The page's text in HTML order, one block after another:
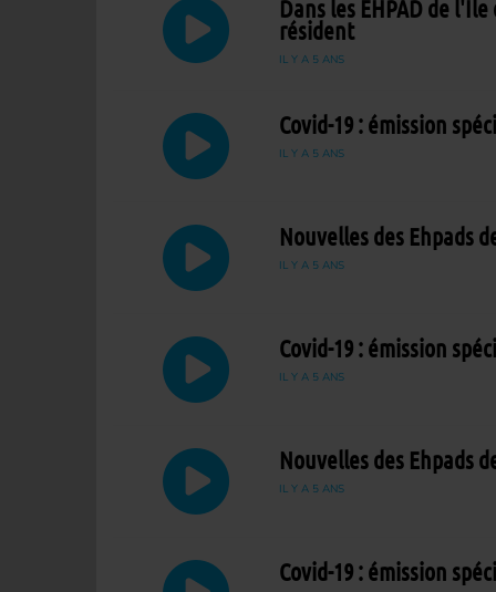
Dans les EHPAD de
résident
IL Y A 5 ANS
Covid-19 : émission
IL Y A 5 ANS
Nouvelles des Ehpads
IL Y A 5 ANS
Covid-19 : émission
IL Y A 5 ANS
Nouvelles des Ehpads
IL Y A 5 ANS
Covid-19 : émission